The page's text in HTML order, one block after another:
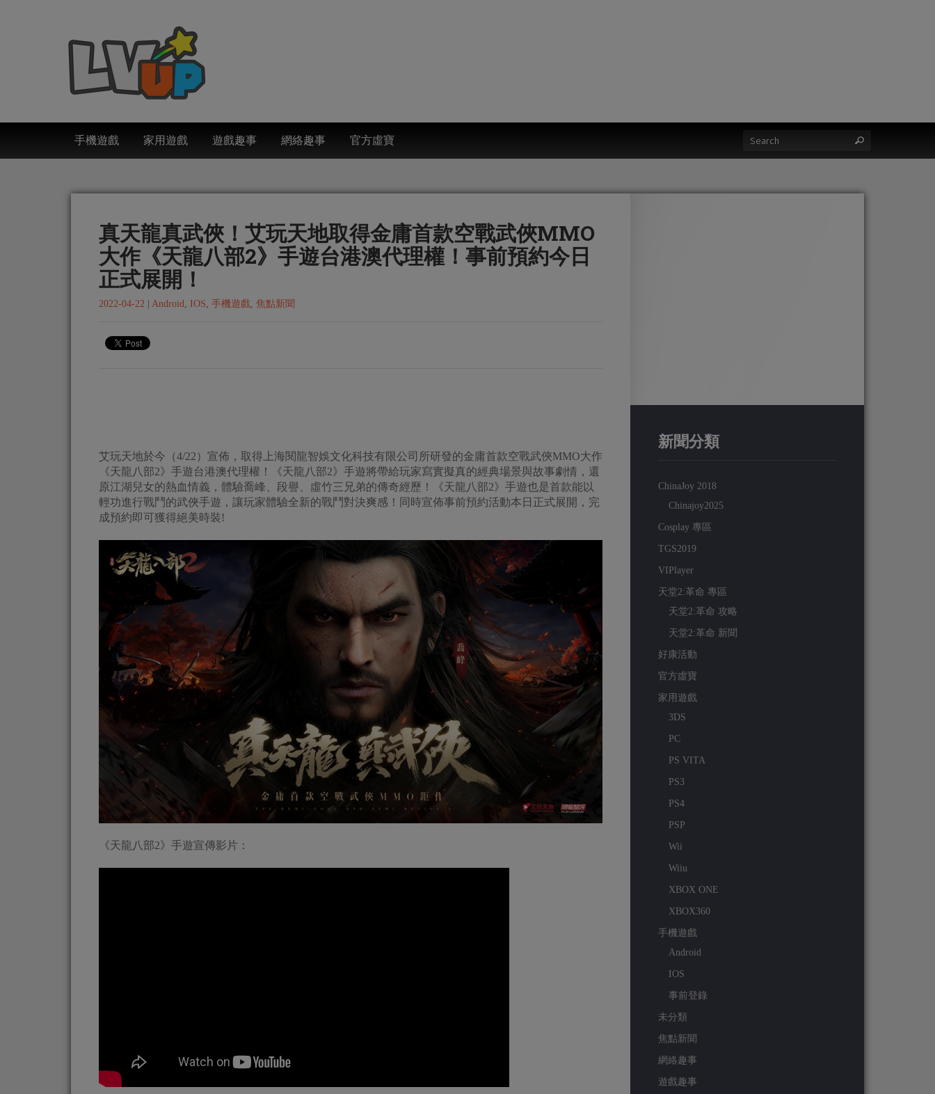
手機遊戲 家用遊戲 遊戲趣事 網絡趣事 官方虛寶
真天龍真武俠！艾玩天地取得金庸首款空戰武俠MMO
大作《天龍八部2》手遊台港澳代理權！事前預約今日
正式展開！
2022-04-22 Android, IOS, 手機遊戲, 焦點新聞
艾玩天地於今（4/22）宣佈，取得上海閱龍智娛文化科技有限公司所研發的金庸首款空戰武俠MMO大作
《天龍八部2》手遊台港澳代理權！《天龍八部2》手遊將帶給玩家寫實擬真的經典場景與故事劇情，還
原江湖兒女的熱血情義，體驗喬峰、段譽、虛竹三兄弟的傳奇經歷！《天龍八部2》手遊也是首款能以
輕功進行戰鬥的武俠手遊，讓玩家體驗全新的戰鬥對決爽感！同時宣佈事前預約活動本日正式展開，完
成預約即可獲得絕美時裝!
《天龍八部2》手遊宣傳影片：
新聞分類
ChinaJoy 2018
Chinajoy2025
Cosplay 專區
TGS2019
VIPlayer
天堂2:革命 專區
天堂2:革命 攻略
天堂2:革命 新聞
好康活動
官方虛寶
家用遊戲
3DS
PC
PS VITA
PS3
PS4
PSP
Wii
Wiiu
XBOX ONE
XBOX360
手機遊戲
Android
IOS
事前登錄
未分類
焦點新聞
網絡趣事
遊戲趣事